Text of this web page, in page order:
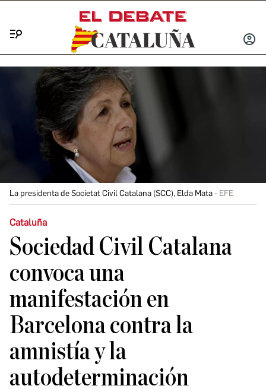
INICIAR
La presidenta de Societat Civil Catalana (SCC), Elda Mata EFE
Cataluña
Sociedad Civil Catalana
convoca una
manifestación en
Barcelona contra la
amnistía y la
autodeterminación